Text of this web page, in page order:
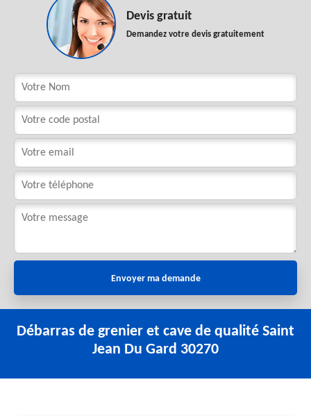
Devis gratuit
Demandez votre devis gratuitement
Débarras de grenier et cave de qualité Saint
Jean Du Gard 30270